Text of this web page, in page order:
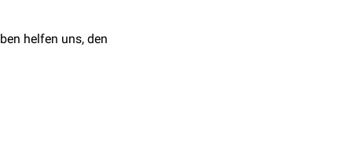
helfen uns, den